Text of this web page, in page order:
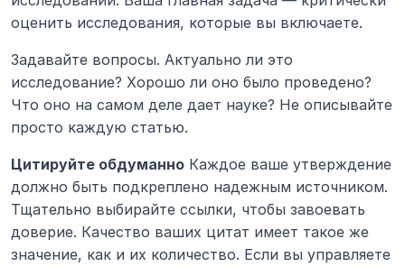
оценить исследования, которые вы включаете.
Задавайте вопросы. Актуально ли это
исследование? Хорошо ли оно было проведено?
Что оно на самом деле дает науке? Не описывайте
просто каждую статью.
Цитируйте обдуманно Каждое ваше утверждение
должно быть подкреплено надежным источником.
Тщательно выбирайте ссылки, чтобы завоевать
доверие. Качество ваших цитат имеет такое же
значение, как и их количество. Если вы управляете